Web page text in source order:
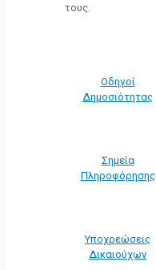
τους.
Οδηγοί
Δημοσιότητας
Σημεία
Πληροφόρησης
Υποχρεώσεις
Δικαιούχων